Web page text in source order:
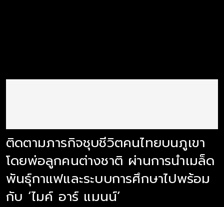
ติดตามภารกิจชุบชีวิตคนไทยบนภูเขา
โดยพ่อลูกคนต่างชาติ ผ่านการนำเมล็ด
พันธุ์กาแฟและระบบการศึกษาไปพร้อม
กับ ‘ไมค์ อาร์ แมนน์’